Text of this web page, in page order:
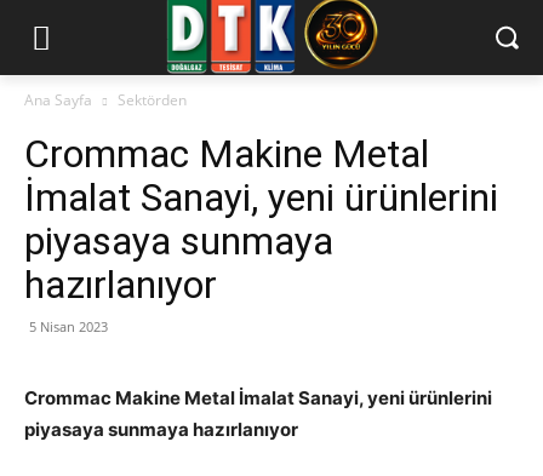
Ana Sayfa Sektörden
Crommac Makine Metal
İmalat Sanayi, yeni ürünlerini
piyasaya sunmaya
hazırlanıyor
5 Nisan 2023
Crommac Makine Metal İmalat Sanayi, yeni ürünlerini
piyasaya sunmaya hazırlanıyor